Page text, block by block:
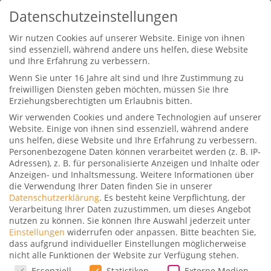
DKB Cash: 35.000 Miles & More
Meilen und mehr kostenlos
erhalten
Gepostet vonFabio Backes|12. Januar 2021 |
10 |
Mittlerweile wurde die Meilenvergabe geändert
Datenschutzeinstellungen
Wir nutzen Cookies auf unserer Website. Einige von ihnen
sind essenziell, während andere uns helfen, diese Website
und Ihre Erfahrung zu verbessern.
Wenn Sie unter 16 Jahre alt sind und Ihre Zustimmung zu
freiwilligen Diensten geben möchten, müssen Sie Ihre
Erziehungsberechtigten um Erlaubnis bitten.
Wir verwenden Cookies und andere Technologien auf unserer
Website. Einige von ihnen sind essenziell, während andere
uns helfen, diese Website und Ihre Erfahrung zu verbessern.
Personenbezogene Daten können verarbeitet werden (z. B. IP-
Adressen), z. B. für personalisierte Anzeigen und Inhalte oder
Anzeigen- und Inhaltsmessung. Weitere Informationen über
die Verwendung Ihrer Daten finden Sie in unserer
Datenschutzerklärung. Es besteht keine Verpflichtung, der
Verarbeitung Ihrer Daten zuzustimmen, um dieses Angebot
nutzen zu können. Sie können Ihre Auswahl jederzeit unter
Einstellungen widerrufen oder anpassen. Bitte beachten Sie,
dass aufgrund individueller Einstellungen möglicherweise
nicht alle Funktionen der Website zur Verfügung stehen.
Datenschutzeinstellungen